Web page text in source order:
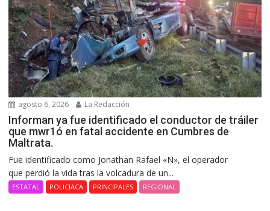
agosto 6, 2026 La Redacción
Informan ya fue identificado el conductor de tráiler
que mwr1ó en fatal accidente en Cumbres de
Maltrata.
Fue identificado como Jonathan Rafael «N», el operador
que perdió la vida tras la volcadura de un...
ESTATAL POLICIACA PRINCIPALES REGIONAL